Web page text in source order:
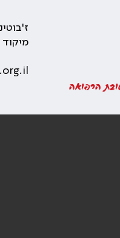
הרפואה
ז'בוטינסקי 35 רמת
מיקוד 5251108